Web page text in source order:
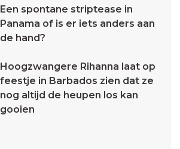
Een spontane striptease in
Panama of is er iets anders aan
de hand?
Hoogzwangere Rihanna laat op
feestje in Barbados zien dat ze
nog altijd de heupen los kan
gooien